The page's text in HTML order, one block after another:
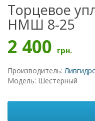
Торцевое
НМШ 8-25
2 400 грн.
Производитель:
Модель: Шестерный